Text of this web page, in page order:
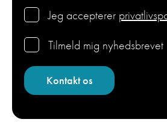
Jeg accepterer
Tilmeld mig nyhedsbrevet